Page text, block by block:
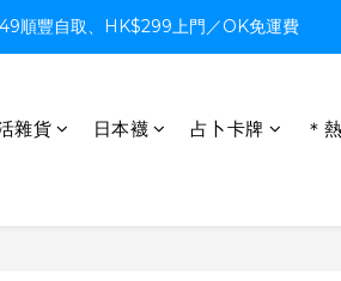
順豐自取、HK$299上門／OK免運費
順豐自取、HK$299上門／OK免運費
順豐自取、HK$299上門／OK免運費
雜貨 日本襪 占卜卡牌 ＊